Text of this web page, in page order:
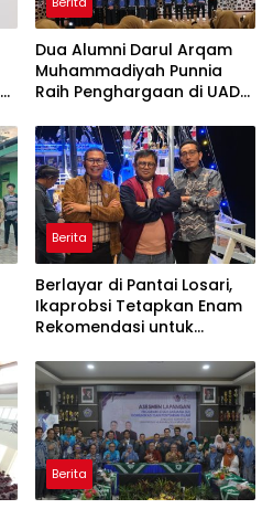
Dua Alumni Darul Arqam
Muhammadiyah Punnia
Raih Penghargaan di UAD
Berita
Berlayar di Pantai Losari,
Ikaprobsi Tetapkan Enam
Rekomendasi untuk
Berita